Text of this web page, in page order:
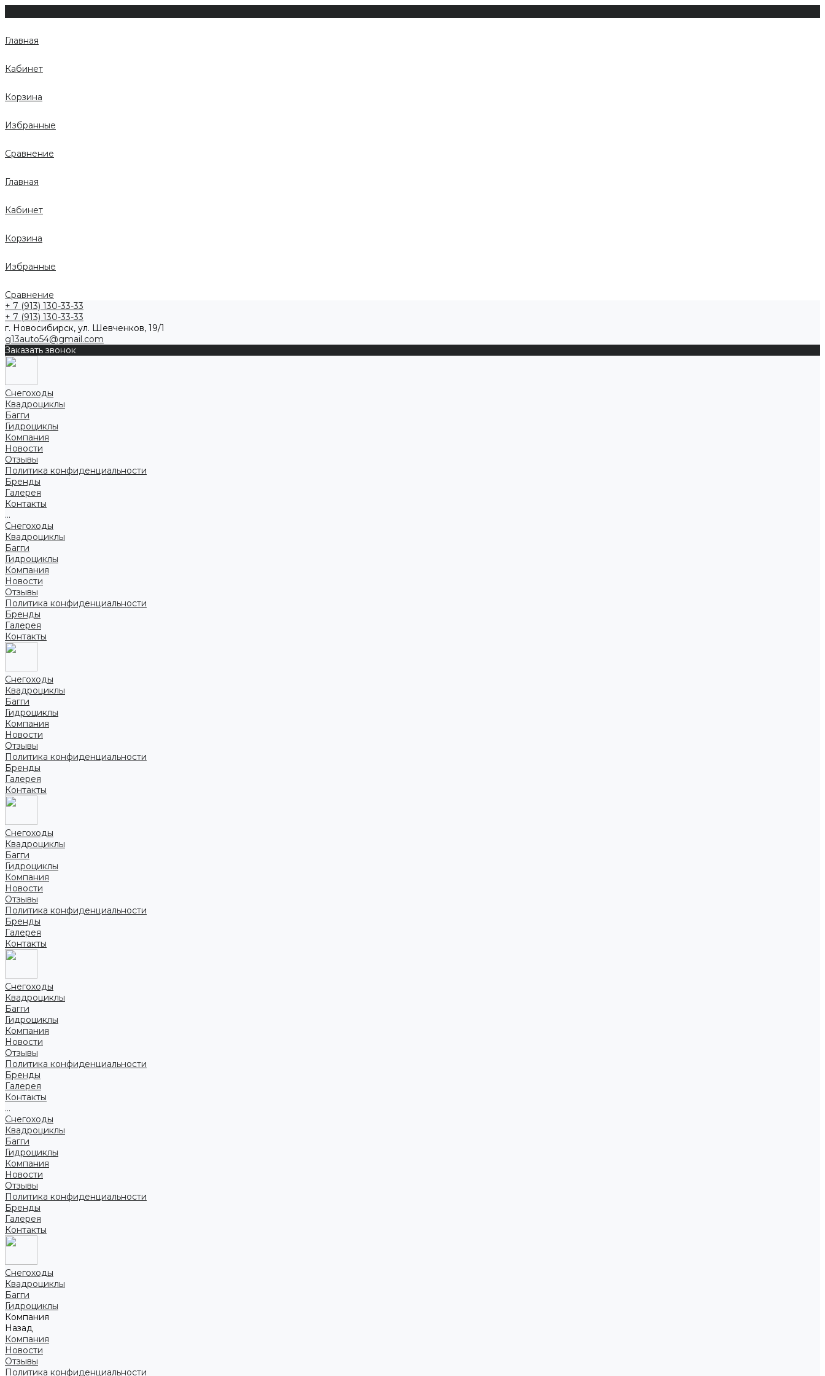
Главная
Кабинет
Корзина
Избранные
Сравнение
Главная
Кабинет
Корзина
Избранные
Сравнение
+ 7 (913) 130-33-33
+ 7 (913) 130-33-33
г. Новосибирск, ул. Шевченков, 19/1
g13auto54@gmail.com
Заказать звонок
Снегоходы
Квадроциклы
Багги
Гидроциклы
Компания
Новости
Отзывы
Политика конфиденциальности
Бренды
Галерея
Контакты
...
Снегоходы
Квадроциклы
Багги
Гидроциклы
Компания
Новости
Отзывы
Политика конфиденциальности
Бренды
Галерея
Контакты
Снегоходы
Квадроциклы
Багги
Гидроциклы
Компания
Новости
Отзывы
Политика конфиденциальности
Бренды
Галерея
Контакты
Снегоходы
Квадроциклы
Багги
Гидроциклы
Компания
Новости
Отзывы
Политика конфиденциальности
Бренды
Галерея
Контакты
Снегоходы
Квадроциклы
Багги
Гидроциклы
Компания
Новости
Отзывы
Политика конфиденциальности
Бренды
Галерея
Контакты
...
Снегоходы
Квадроциклы
Багги
Гидроциклы
Компания
Новости
Отзывы
Политика конфиденциальности
Бренды
Галерея
Контакты
Снегоходы
Квадроциклы
Багги
Гидроциклы
Компания
Назад
Компания
Новости
Отзывы
Политика конфиденциальности